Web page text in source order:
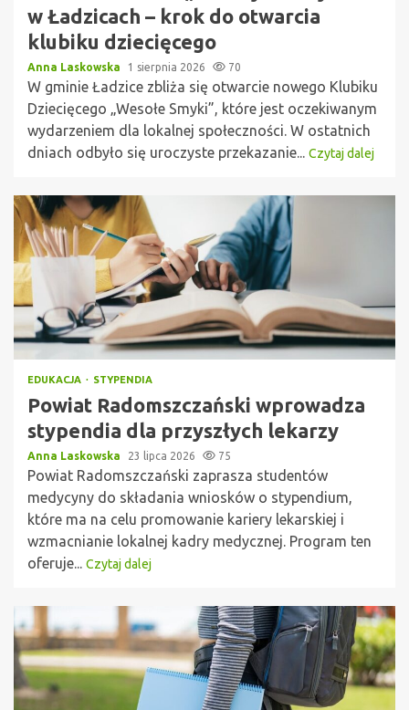
w Ładzicach – krok do otwarcia
klubiku dziecięcego
Anna Laskowska 1 sierpnia 2026 70
W gminie Ładzice zbliża się otwarcie nowego Klubiku
Dziecięcego „Wesołe Smyki”, które jest oczekiwanym
wydarzeniem dla lokalnej społeczności. W ostatnich
dniach odbyło się uroczyste przekazanie... Czytaj dalej
EDUKACJA STYPENDIA
Powiat Radomszczański wprowadza
stypendia dla przyszłych lekarzy
Anna Laskowska 23 lipca 2026 75
Powiat Radomszczański zaprasza studentów
medycyny do składania wniosków o stypendium,
które ma na celu promowanie kariery lekarskiej i
wzmacnianie lokalnej kadry medycznej. Program ten
oferuje... Czytaj dalej